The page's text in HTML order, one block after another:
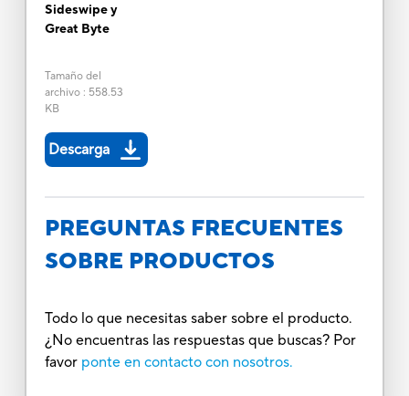
Sideswipe y
Great Byte
Tamaño del
archivo: 558.53
KB
Descarga
PREGUNTAS FRECUENTES
SOBRE PRODUCTOS
Todo lo que necesitas saber sobre el producto.
¿No encuentras las respuestas que buscas? Por
favor ponte en contacto con nosotros.